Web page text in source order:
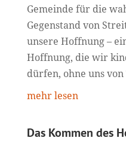
Gemeinde für die
Gegenstand von
unsere Hoffnung –
Hoffnung, die wir
dürfen, ohne uns
mehr lesen
Das Kommen des